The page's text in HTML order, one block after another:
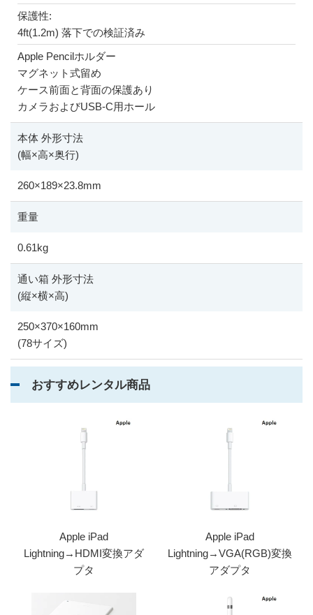
保護性:
4ft(1.2m) 落下での検証済み
Apple Pencilホルダー
マグネット式留め
ケース前面と背面の保護あり
カメラおよびUSB-C用ホール
本体 外形寸法
(幅×高×奥行)
260×189×23.8mm
重量
0.61kg
通い箱 外形寸法
(縦×横×高)
250×370×160mm
(78サイズ)
おすすめレンタル商品
Apple iPad
Lightning→HDMI変換アダ
プタ
Apple iPad
Lightning→VGA(RGB)変換
アダプタ